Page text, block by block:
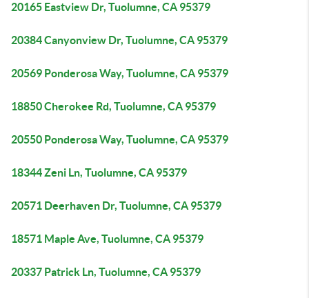
20165 Eastview Dr, Tuolumne, CA 95379
20384 Canyonview Dr, Tuolumne, CA 95379
20569 Ponderosa Way, Tuolumne, CA 95379
18850 Cherokee Rd, Tuolumne, CA 95379
20550 Ponderosa Way, Tuolumne, CA 95379
18344 Zeni Ln, Tuolumne, CA 95379
20571 Deerhaven Dr, Tuolumne, CA 95379
18571 Maple Ave, Tuolumne, CA 95379
20337 Patrick Ln, Tuolumne, CA 95379